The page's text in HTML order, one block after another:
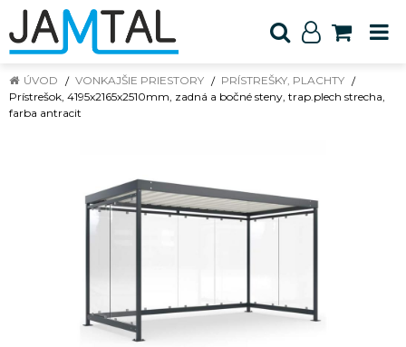
ÚVOD VONKAJŠIE PRIESTORY
PRÍSTREŠKY, PLACHTY
Prístrešok, 4195x2165x2510mm, zadná a bočné steny, trap.plech strecha,
farba antracit